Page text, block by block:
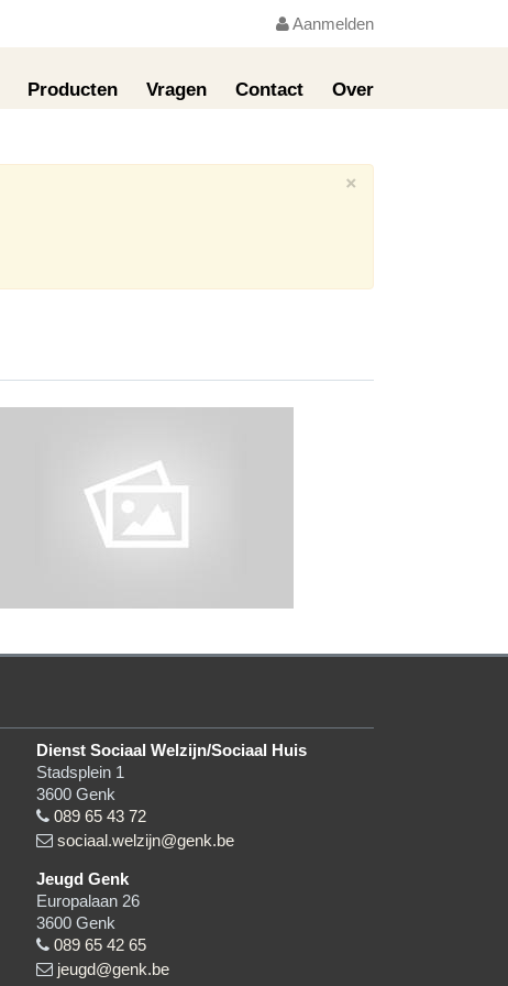
Aanmelden
Producten Vragen Contact Over
×
Dienst Sociaal Welzijn/Sociaal Huis
Stadsplein 1
3600Genk
089 65 43 72
sociaal.welzijn@genk.be
Jeugd Genk
Europalaan 26
3600Genk
089 65 42 65
jeugd@genk.be